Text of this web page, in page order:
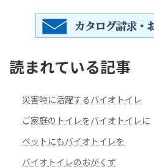
読まれている記事
災害時に活躍するバイオトイレ
ご家庭のトイレをバイオトイレに
ペットにもバイオトイレを
バイオトイレのおがくず